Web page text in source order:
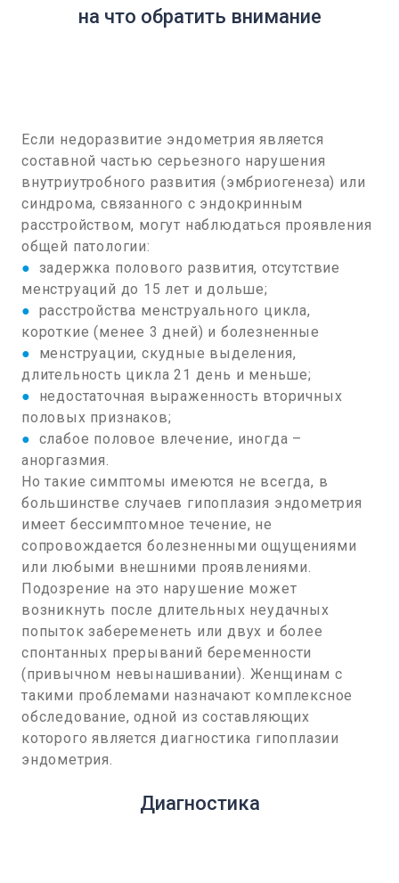
на что обратить внимание
Если недоразвитие эндометрия является
составной частью серьезного нарушения
внутриутробного развития (эмбриогенеза) или
синдрома, связанного с эндокринным
расстройством, могут наблюдаться проявления
общей патологии:
● задержка полового развития, отсутствие
менструаций до 15 лет и дольше;
● расстройства менструального цикла,
короткие (менее 3 дней) и болезненные
● менструации, скудные выделения,
длительность цикла 21 день и меньше;
● недостаточная выраженность вторичных
половых признаков;
● слабое половое влечение, иногда –
аноргазмия.
Но такие симптомы имеются не всегда, в
большинстве случаев гипоплазия эндометрия
имеет бессимптомное течение, не
сопровождается болезненными ощущениями
или любыми внешними проявлениями.
Подозрение на это нарушение может
возникнуть после длительных неудачных
попыток забеременеть или двух и более
спонтанных прерываний беременности
(привычном невынашивании). Женщинам с
такими проблемами назначают комплексное
обследование, одной из составляющих
которого является диагностика гипоплазии
эндометрия.
Диагностика